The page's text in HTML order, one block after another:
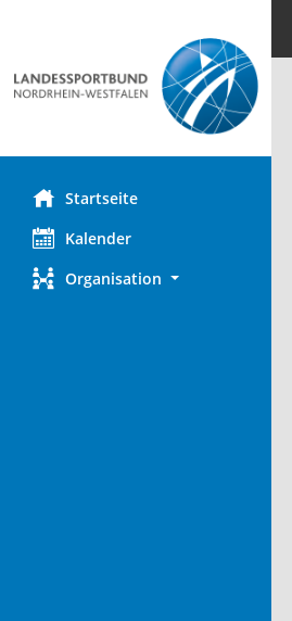
Startseite
Kalender
Organisation